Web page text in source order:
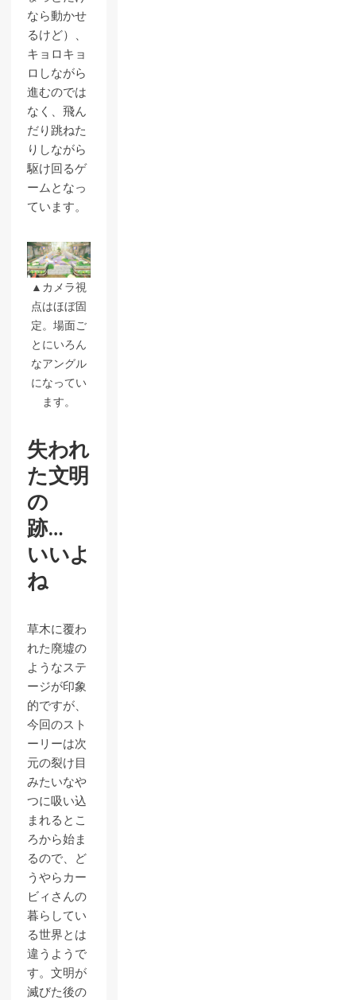
なら動かせ
るけど）、
キョロキョ
ロしながら
進むのでは
なく、飛ん
だり跳ねた
りしながら
駆け回るゲ
ームとなっ
ています。
▲カメラ視
点はほぼ固
定。場面ご
とにいろん
なアングル
になってい
ます。
失われ
た文明
の
跡…
いいよ
ね
草木に覆わ
れた廃墟の
ようなステ
ージが印象
的ですが、
今回のスト
ーリーは次
元の裂け目
みたいなや
つに吸い込
まれるとこ
ろから始ま
るので、ど
うやらカー
ビィさんの
暮らしてい
る世界とは
違うようで
す。文明が
滅びた後の